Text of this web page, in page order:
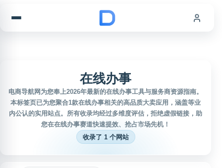
在线办事
电商导航网为您奉上2026年最新的在线办事工具与服务商资源指南。
本标签页已为您聚合1款在线办事相关的高品质大卖应用，涵盖等业
内公认的实用站点。所有收录均经过多维度评估，拒绝虚假链接，助
您在在线办事赛道快速提效、抢占市场先机！
收录了 1 个网站